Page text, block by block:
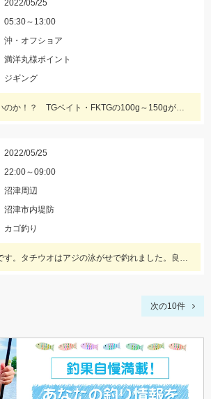
2022/05/25
05:30～13:00
沖・オフショア
満洋丸様ポイント
ジギング
ベイトが小さいのか！？ TGベイト・FKTGの100g～150gがアタリが多かったです！！
2022/05/25
22:00～09:00
沼津周辺
沼津市内堤防
カゴ釣り
夜釣りの釣果です。タチウオはアジの泳がせで釣れました。良型マダイおめでとうございます。
次の10件